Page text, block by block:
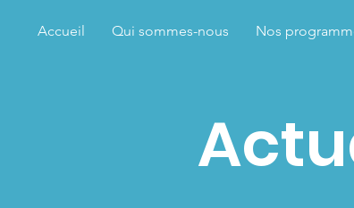
Accueil Qui sommes-nous Nos